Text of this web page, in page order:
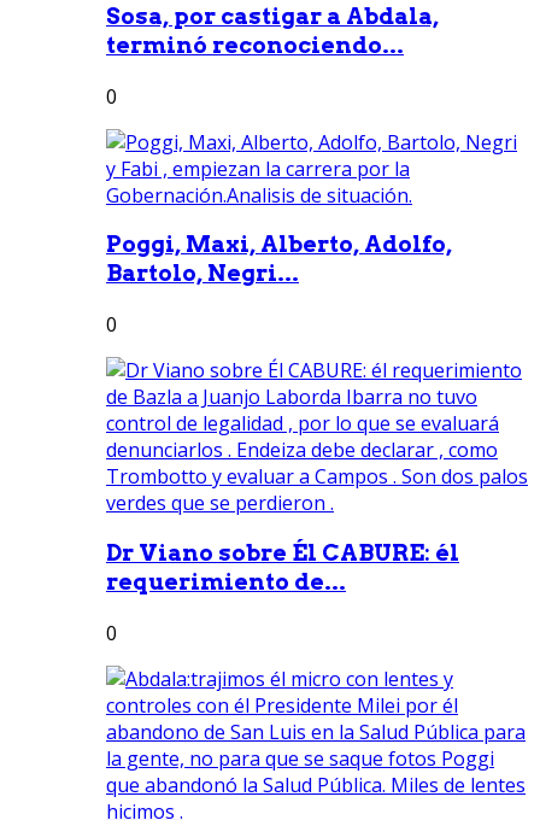
Sosa, por castigar a Abdala,
terminó reconociendo...
0
Poggi, Maxi, Alberto, Adolfo,
Bartolo, Negri...
0
Dr Viano sobre Él CABURE: él
requerimiento de...
0